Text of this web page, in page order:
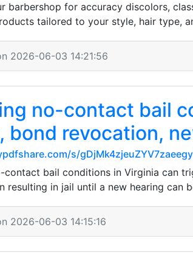
barbershop for accuracy discolors,
tailored to your style, hair type,
2026-06-03 14:21:56
no-contact bail
bond revocation,
s/
contact bail conditions in Virginia can
resulting in jail until a new hearing can
2026-06-03 14:15:16